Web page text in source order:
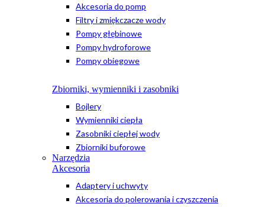
Akcesoria do pomp
Filtry i zmiękczacze wody
Pompy głębinowe
Pompy hydroforowe
Pompy obiegowe
Zbiorniki, wymienniki i zasobniki
Bojlery
Wymienniki ciepła
Zasobniki ciepłej wody
Zbiorniki buforowe
Narzędzia
Akcesoria
Adaptery i uchwyty
Akcesoria do polerowania i czyszczenia